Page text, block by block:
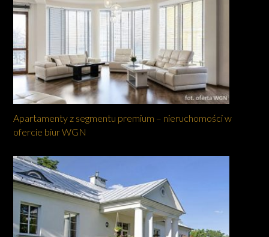
Apartamenty z segmentu premium – nieruchomości w
ofercie biur WGN